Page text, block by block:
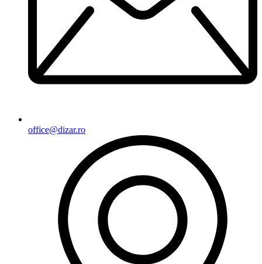
office@dizar.ro